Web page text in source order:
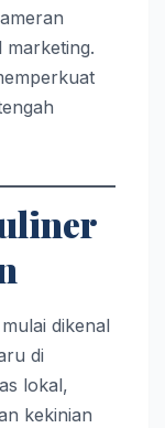
marketing.
dikenal
di
lokal,
kekinian